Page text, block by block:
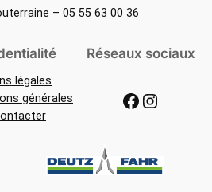
– 05 55 63 00 36
légales
générales
Réseaux sociaux
Facebook Instagram